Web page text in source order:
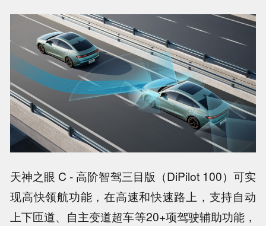
天神之眼 C - 高阶智驾三目版（DiPilot 100）可实
现高快领航功能，在高速和快速路上，支持自动
上下匝道、自主变道超车等20+项驾驶辅助功能，